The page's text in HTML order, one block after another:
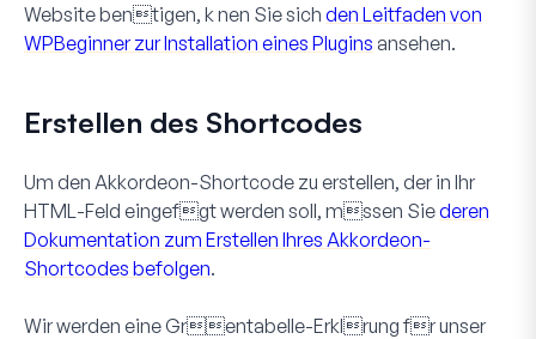
Website bentigen, k nen Sie sich den Leitfaden von
WPBeginner zur Installation eines Plugins ansehen.
Erstellen des Shortcodes
Um den Akkordeon-Shortcode zu erstellen, der in Ihr
HTML -Feld eingefgt werden soll, mssen Siederen
Dokumentation zum Erstellen Ihres Akkordeon-
Shortcodes befolgen.
Wir werden eine Grentabelle-Erklrung fr unser